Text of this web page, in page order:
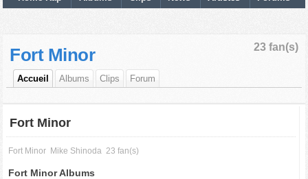
23 fan(s)
Fort Minor
Accueil Albums Clips Forum
Fort Minor
Fort Minor Mike Shinoda 23 fan(s)
Fort Minor Albums